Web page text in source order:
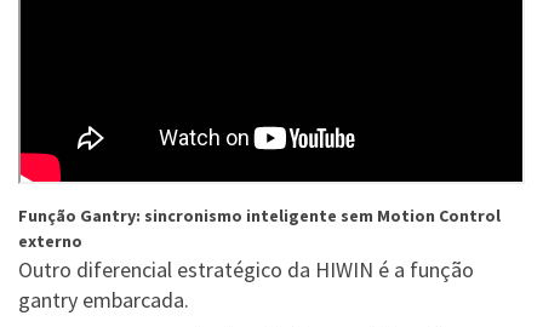
Função Gantry: sincronismo inteligente sem Motion Control
externo
Outro diferencial estratégico da HIWIN é a função
gantry embarcada.